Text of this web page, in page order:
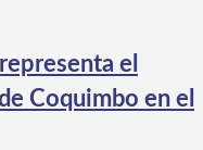
el
Coquimbo en el